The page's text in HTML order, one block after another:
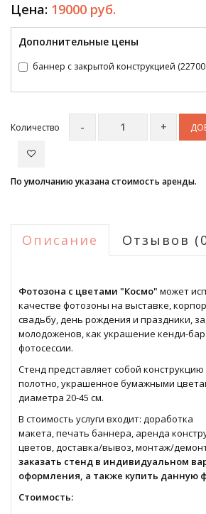
Цена: 19000 руб.
Дополнительные цены
баннер с закрытой конструкцией
Количество
По умолчанию указана стоимость аренды.
Описание Отзывов
Фотозона с цветами "Космо" может
качестве фотозоны на выставке,
свадьбу, день рождения и праздники,
молодоженов, как украшение кенди-
фотосессии.
Стенд представляет собой
полотно, украшенное бумажными
диаметра 20-45 см.
В стоимость услуги входит: доработка
макета, печать баннера, аренда
цветов, доставка/вывоз, монтаж/
заказать стенд в индивидуальном
оформления, а также купить данную
Стоимость: